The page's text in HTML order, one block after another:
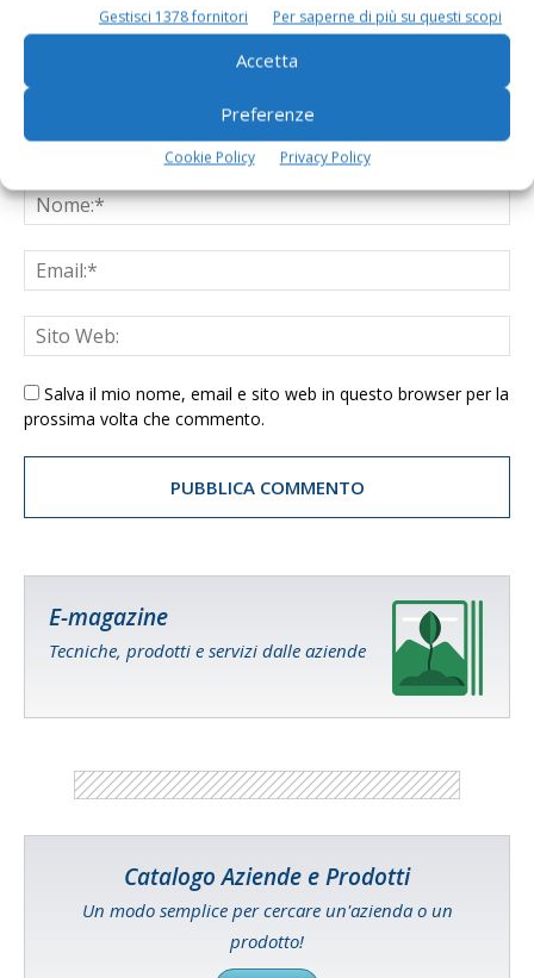
Gestisci 1378 fornitori Per saperne di più su questi scopi
Accetta
Preferenze
Cookie Policy Privacy Policy
Salva il mio nome, email e sito web in questo browser per la
prossima volta che commento.
E-magazine
Tecniche, prodotti e servizi dalle aziende
Catalogo Aziende e Prodotti
Un modo semplice per cercare un'azienda o un
prodotto!